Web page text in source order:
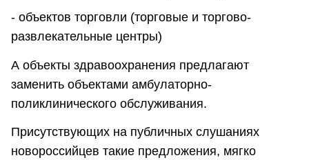
- объектов торговли (торговые и торгово-
развлекательные центры)
А объекты здравоохранения предлагают
заменить объектами амбулаторно-
поликлинического обслуживания.
Присутствующих на публичных слушаниях
новороссийцев такие предложения, мягко